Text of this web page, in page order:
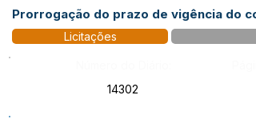
Prorrogação do prazo de vigência do
Licitações
14302